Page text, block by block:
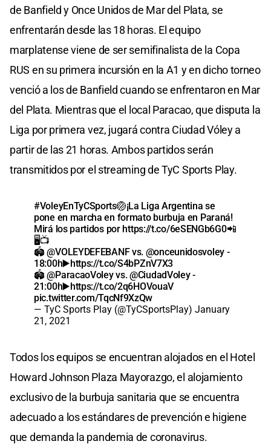
de Banfield y Once Unidos de Mar del Plata, se
enfrentarán desde las 18 horas. El equipo
marplatense viene de ser semifinalista de la Copa
RUS en su primera incursión en la A1 y en dicho torneo
venció a los de Banfield cuando se enfrentaron en Mar
del Plata. Mientras que el local Paracao, que disputa la
Liga por primera vez, jugará contra Ciudad Vóley a
partir de las 21 horas. Ambos partidos serán
transmitidos por el streaming de TyC Sports Play.
#VoleyEnTyCSports🏐¡La Liga Argentina se
pone en marcha en formato burbuja en Paraná!
Mirá los partidos por https://t.co/6eSENGb6G0📲
🖥️📺
🏟️@VOLEYDEFEBANFvs. @onceunidosvoley-
18:00h▶️https://t.co/S4bPZnV7X3
🏟️@ParacaoVoleyvs.@CiudadVoley-
21:00h▶️https://t.co/2q6HOVouaV
pic.twitter.com/TqcNf9XzQw
— TyC Sports Play (@TyCSportsPlay) January
21, 2021
Todos los equipos se encuentran alojados en el Hotel
Howard Johnson Plaza Mayorazgo, el alojamiento
exclusivo de la burbuja sanitaria que se encuentra
adecuado a los estándares de prevención e higiene
que demanda la pandemia de coronavirus.